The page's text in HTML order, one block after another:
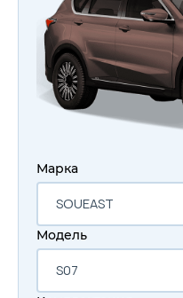
Марка
SOUEAST
Модель
S07